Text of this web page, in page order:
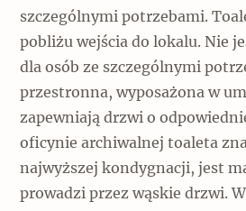
szczególnymi potrzebami.
pobliżu wejścia do lokalu. Nie
dla osób ze szczególnymi
przestronna, wyposażona w
zapewniają drzwi o
oficynie archiwalnej toaleta
najwyższej kondygnacji, jest
prowadzi przez wąskie drzwi.